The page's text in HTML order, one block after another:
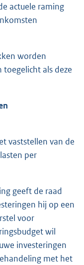
actuele raming
worden
als deze
vaststellen van de
per
geeft de raad
hij op een
voor
wil
investeringen
met het